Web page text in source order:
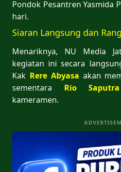
Pondok Pesantren Yasmida
hari.
Siaran Langsung dan
Menariknya, NU Media
kegiatan ini secara
Kak Rere Abyasa akan
sementara Rio Saputra
kameramen.